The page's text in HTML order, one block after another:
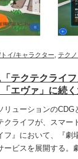
イ/キャラクター テク
テクテクライ
エヴァ」に続
ューションのCDG
クライフが、スマー
フ』において、『劇
ービスを展開する。